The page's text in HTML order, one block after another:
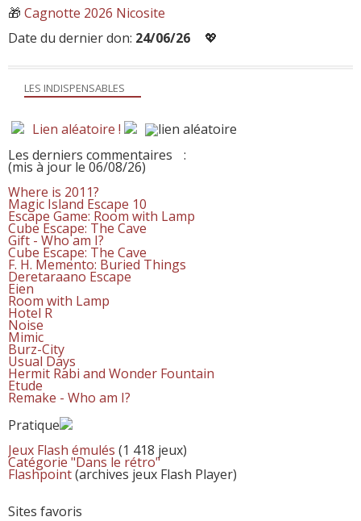
LES INDISPENSABLES
Lien aléatoire !
Les derniers commentaires
:
(mis à jour le 06/08/26)
Where is 2011?
Magic Island Escape 10
Escape Game: Room with Lamp
Cube Escape: The Cave
Gift - Who am I?
Cube Escape: The Cave
F. H. Memento: Buried Things
Deretaraano Escape
Eien
Room with Lamp
Hotel R
Noise
Mimic
Burz-City
Usual Days
Hermit Rabi and Wonder Fountain
Etude
Remake - Who am I?
Pratique
Jeux Flash émulés (1 418 jeux)
Catégorie "Dans le rétro"
Flashpoint(archives jeux Flash Player)
Sites favoris
🎁 Cagnotte 2026 Nicosite
Date du dernier don: 24/06/26 💖